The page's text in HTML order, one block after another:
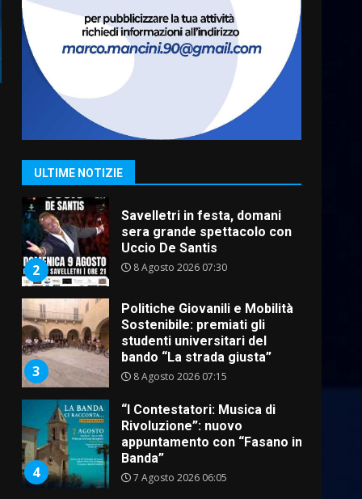
ULTIME NOTIZIE
1
La Banda Città di Fasano apre
ufficialmente la Festa di
Savelletri
8 Agosto 2026 11:00
2
Savelletri in festa, domani
sera grande spettacolo con
3
Politiche Giovanili e Mobilità
Sostenibile: premiati gli
studenti universitari del
bando “La strada giusta”
8 Agosto 2026 07:15
4
“I Contestatori: Musica di
Rivoluzione”: nuovo
appuntamento con “Fasano in
Banda”
7 Agosto 2026 06:05
5
US Fasano, Scianaro:
“Profonda amarezza per
esclusione dal campionato di
calcio”
7 Agosto 2026 06:00